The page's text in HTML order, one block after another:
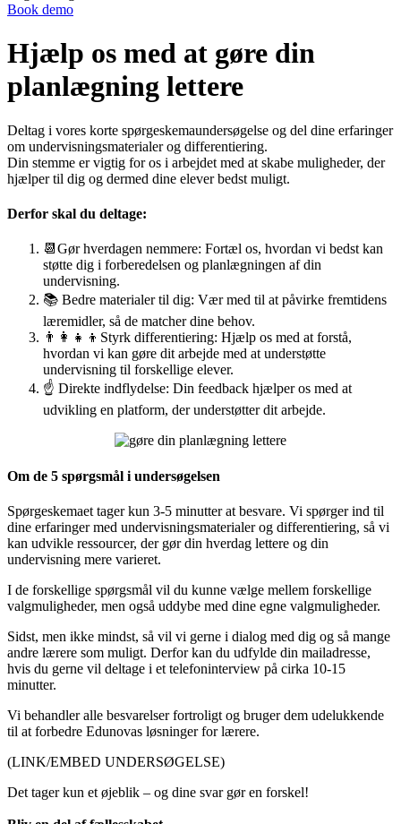
Book demo
Hjælp os med at gøre din
planlægning lettere
Deltag i vores korte spørgeskemaundersøgelse og del dine erfaringer
om undervisningsmaterialer og differentiering.
Din stemme er vigtig for os i arbejdet med at skabe muligheder, der
hjælper til dig og dermed dine elever bedst muligt.
Derfor skal du deltage:
📆Gør hverdagen nemmere: Fortæl os, hvordan vi bedst kan
støtte dig i forberedelsen og planlægningen af din
undervisning.
📚 Bedre materialer til dig: Vær med til at påvirke fremtidens
læremidler, så de matcher dine behov.
👨‍👩‍👧‍👦Styrk differentiering: Hjælp os med at forstå,
hvordan vi kan gøre dit arbejde med at understøtte
undervisning til forskellige elever.
☝️ Direkte indflydelse: Din feedback hjælper os med at
udvikling en platform, der understøtter dit arbejde.
Om de 5 spørgsmål i undersøgelsen
Spørgeskemaet tager kun 3-5 minutter at besvare. Vi spørger ind til
dine erfaringer med undervisningsmaterialer og differentiering, så vi
kan udvikle ressourcer, der gør din hverdag lettere og din
undervisning mere varieret.
I de forskellige spørgsmål vil du kunne vælge mellem forskellige
valgmuligheder, men også uddybe med dine egne valgmuligheder.
Sidst, men ikke mindst, så vil vi gerne i dialog med dig og så mange
andre lærere som muligt. Derfor kan du udfylde din mailadresse,
hvis du gerne vil deltage i et telefoninterview på cirka 10-15
minutter.
Vi behandler alle besvarelser fortroligt og bruger dem udelukkende
til at forbedre Edunovas løsninger for lærere.
(LINK/EMBED UNDERSØGELSE)
Det tager kun et øjeblik – og dine svar gør en forskel!